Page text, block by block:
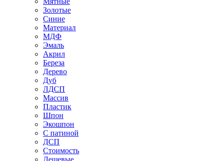
Золотые
Синие
Материал
МДФ
Эмаль
Акрил
Береза
Дерево
Дуб
ЛДСП
Массив
Пластик
Шпон
Экошпон
С патиной
ДСП
Стоимость
Дешевые